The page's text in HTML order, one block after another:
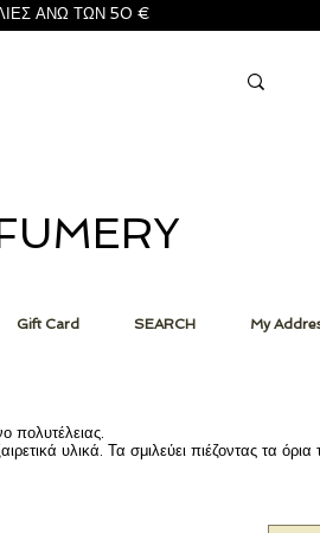
ΑΝΩ ΤΩΝ 50 €
Gift Card SEARCH My
πολυτέλειας.
υλικά. Τα σμιλεύει πιέζοντας τα όρια